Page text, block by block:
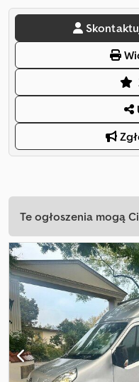
Te ogłoszenia mogą